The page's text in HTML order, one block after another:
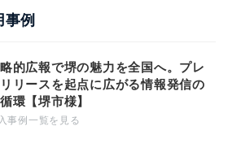
例
的広報で堺の魅力を全国へ。プレ
リースを起点に広がる情報発信の
環【堺市様】
事例一覧を見る